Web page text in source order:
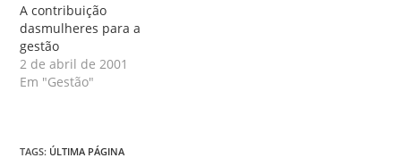
A contribuição
dasmulheres para a
gestão
2 de abril de 2001
Em "Gestão"
TAGS: ÚLTIMA PÁGINA